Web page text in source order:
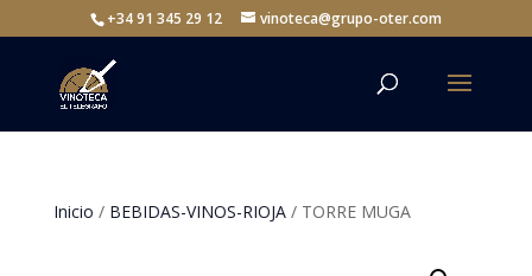
+34 91 345 29 12 vinoteca@grupo-oter.com
Inicio / BEBIDAS-VINOS-RIOJA/ TORRE MUGA